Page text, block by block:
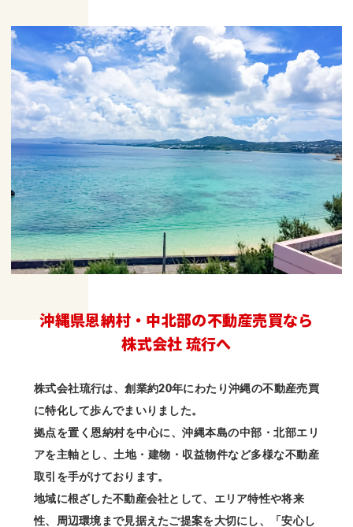
沖縄県恩納村・中北部の不動産売買なら
株式会社 琉行へ
株式会社琉行は、創業約20年にわたり沖縄の不動産売買
に特化して歩んでまいりました。
拠点を置く恩納村を中心に、沖縄本島の中部・北部エリ
アを主軸とし、土地・建物・収益物件など多様な不動産
取引を手がけております。
地域に根ざした不動産会社として、エリア特性や将来
性、周辺環境まで見据えたご提案を大切にし、「安心し